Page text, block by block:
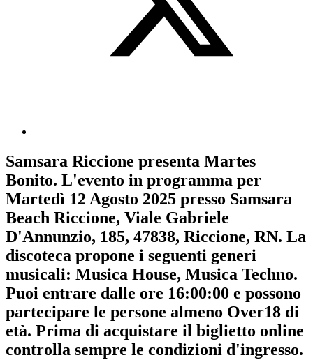
Samsara Riccione presenta Martes
Bonito. L'evento in programma per
Martedì 12 Agosto 2025 presso Samsara
Beach Riccione, Viale Gabriele
D'Annunzio, 185, 47838, Riccione, RN. La
discoteca propone i seguenti generi
musicali: Musica House, Musica Techno.
Puoi entrare dalle ore 16:00:00 e possono
partecipare le persone almeno Over18 di
età. Prima di acquistare il biglietto online
controlla sempre le condizioni d'ingresso.